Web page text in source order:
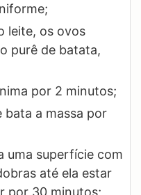
leite, os ovos
purê de batata,
por 2 minutos;
bata a massa por
uma superfície com
até ela estar
por 30 minutos;